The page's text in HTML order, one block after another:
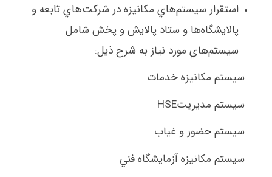
استقرار سيستم‌هاي مكانيزه در شركت‌هاي تابعه و
پالايشگاه‌ها و ستاد پالايش و پخش شامل
سيستم‌هاي مورد نياز به شرح ذيل:
سيستم مكانيزه خدمات
سيستم مديريتHSE
سيستم حضور و غياب
سيستم مكانيزه آزمايشگاه فني